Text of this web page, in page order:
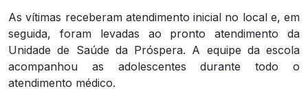
As vítimas receberam atendimento inicial no local e, em
seguida, foram levadas ao pronto atendimento da
Unidade de Saúde da Próspera. A equipe da escola
acompanhou as adolescentes durante todo o
atendimento médico.